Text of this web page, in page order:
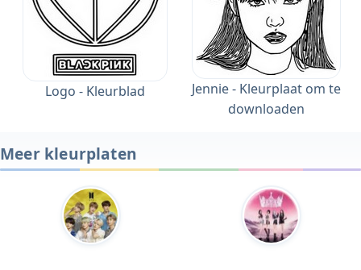
Logo - Kleurblad
Jennie - Kleurplaat om te
downloaden
Meer kleurplaten